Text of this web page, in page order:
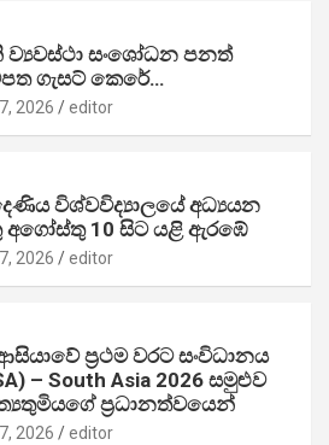
ව්‍යවස්ථා සංශෝධන පනත්
ගැසට් කෙරේ…
2026 editor
විශ්වවිද්‍යාලයේ අධ්‍යයන
10 සිට යළි ඇරඹේ
2026 editor
ප්‍රථම වරට සංවිධානය
– South Asia 2026 සමුළුව
ප්‍රධානත්වයෙන්
2026 editor